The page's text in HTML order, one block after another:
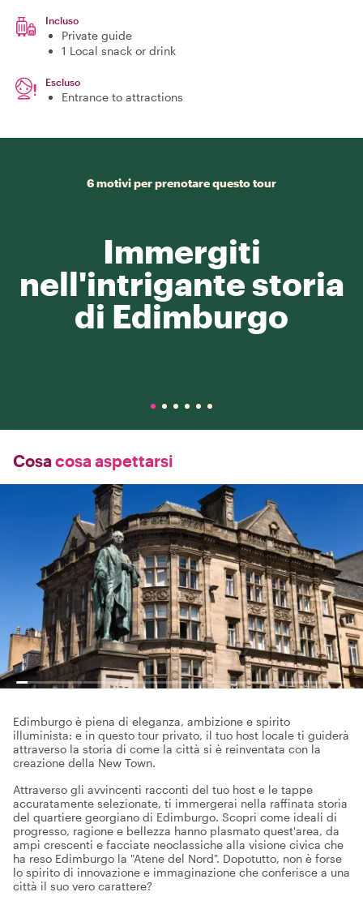
Incluso
Private guide
1 Local snack or drink
Escluso
Entrance to attractions
6 motivi per prenotare questo tour
Immergiti
nell'intrigante storia
di Edimburgo
Cosa cosa aspettarsi
Edimburgo è piena di eleganza, ambizione e spirito
illuminista: e in questo tour privato, il tuo host locale ti guiderà
attraverso la storia di come la città si è reinventata con la
creazione della New Town.
Attraverso gli avvincenti racconti del tuo host e le tappe
accuratamente selezionate, ti immergerai nella raffinata storia
del quartiere georgiano di Edimburgo. Scopri come ideali di
progresso, ragione e bellezza hanno plasmato quest'area, da
ampi crescenti e facciate neoclassiche alla visione civica che
ha reso Edimburgo la "Atene del Nord". Dopotutto, non è forse
lo spirito di innovazione e immaginazione che conferisce a una
città il suo vero carattere?